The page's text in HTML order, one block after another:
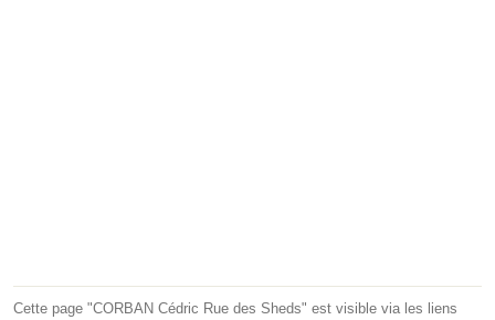
Cette page "CORBAN Cédric Rue des Sheds" est visible via les liens